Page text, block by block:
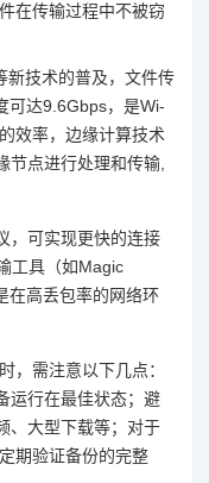
在传输过程中不被窃
新技术的普及，文件传
可达9.6Gbps，是Wi-
效率，边缘计算技术
节点进行处理和传输,
，可实现更快的连接
工具（如Magic
在高丢包率的网络环
，需注意以下几点：
运行在最佳状态；避
、大型下载等；对于
期验证备份的完整